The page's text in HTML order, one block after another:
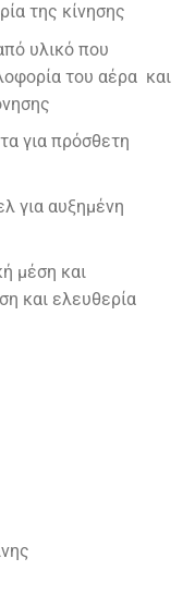
της κίνησης
υλικό που
του αέρα και
για πρόσθετη
για αυξημένη
μέση και
και ελευθερία